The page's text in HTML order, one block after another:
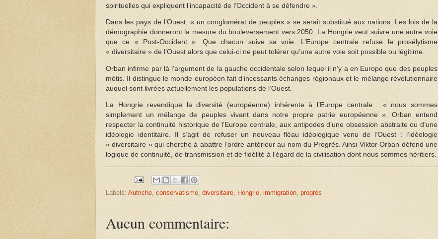
spirituelles qui expliquent l’incapacité de l’Occident à se défendre ».
Dans les pays de l’Ouest, « un conglomérat de peuples » se serait substitué aux nations. Les lois de la
démographie donneront la mesure du bouleversement vers 2050. La Hongrie veut suivre une autre voie
que ce « Post-Occident ». Que chacun suive sa voie. L’Europe centrale refuse le prosélytisme
« diversitaire » de l’Ouest alors que celui-ci ne peut tolérer qu’une autre voie soit possible ou légitime.
Orban infirme par là l’argument de la gauche occidentale selon lequel il n’y a en Europe que des peuples
métis. Il distingue le monde européen fait d’incessants échanges régionaux et le mélange révolutionnaire
auquel sont livrées actuellement les populations de l’Ouest.
La Hongrie revendique la diversité (européenne) inhérente à l’Europe centrale : « nous sommes
simplement un mélange de peuples vivant dans notre propre patrie européenne ». Orban entend
respecter la continuité historique de l’Europe centrale, aux antipodes d’une obsession abstraite ou d’une
idéologie identitaire. Il s’agit de refuser un nouveau fléau idéologique venu de l’Ouest : l’idéologie
« diversitaire » qui cherche à abattre l’ordre antérieur au nom du Progrès. Ainsi Viktor Orban défend une
logique de continuité, de transmission et de fidélité à l’égard de la civilisation dont nous sommes héritiers.
Labels: Autriche, conservatisme, diversitaire, Hongrie, immigration, progrès
Aucun commentaire: